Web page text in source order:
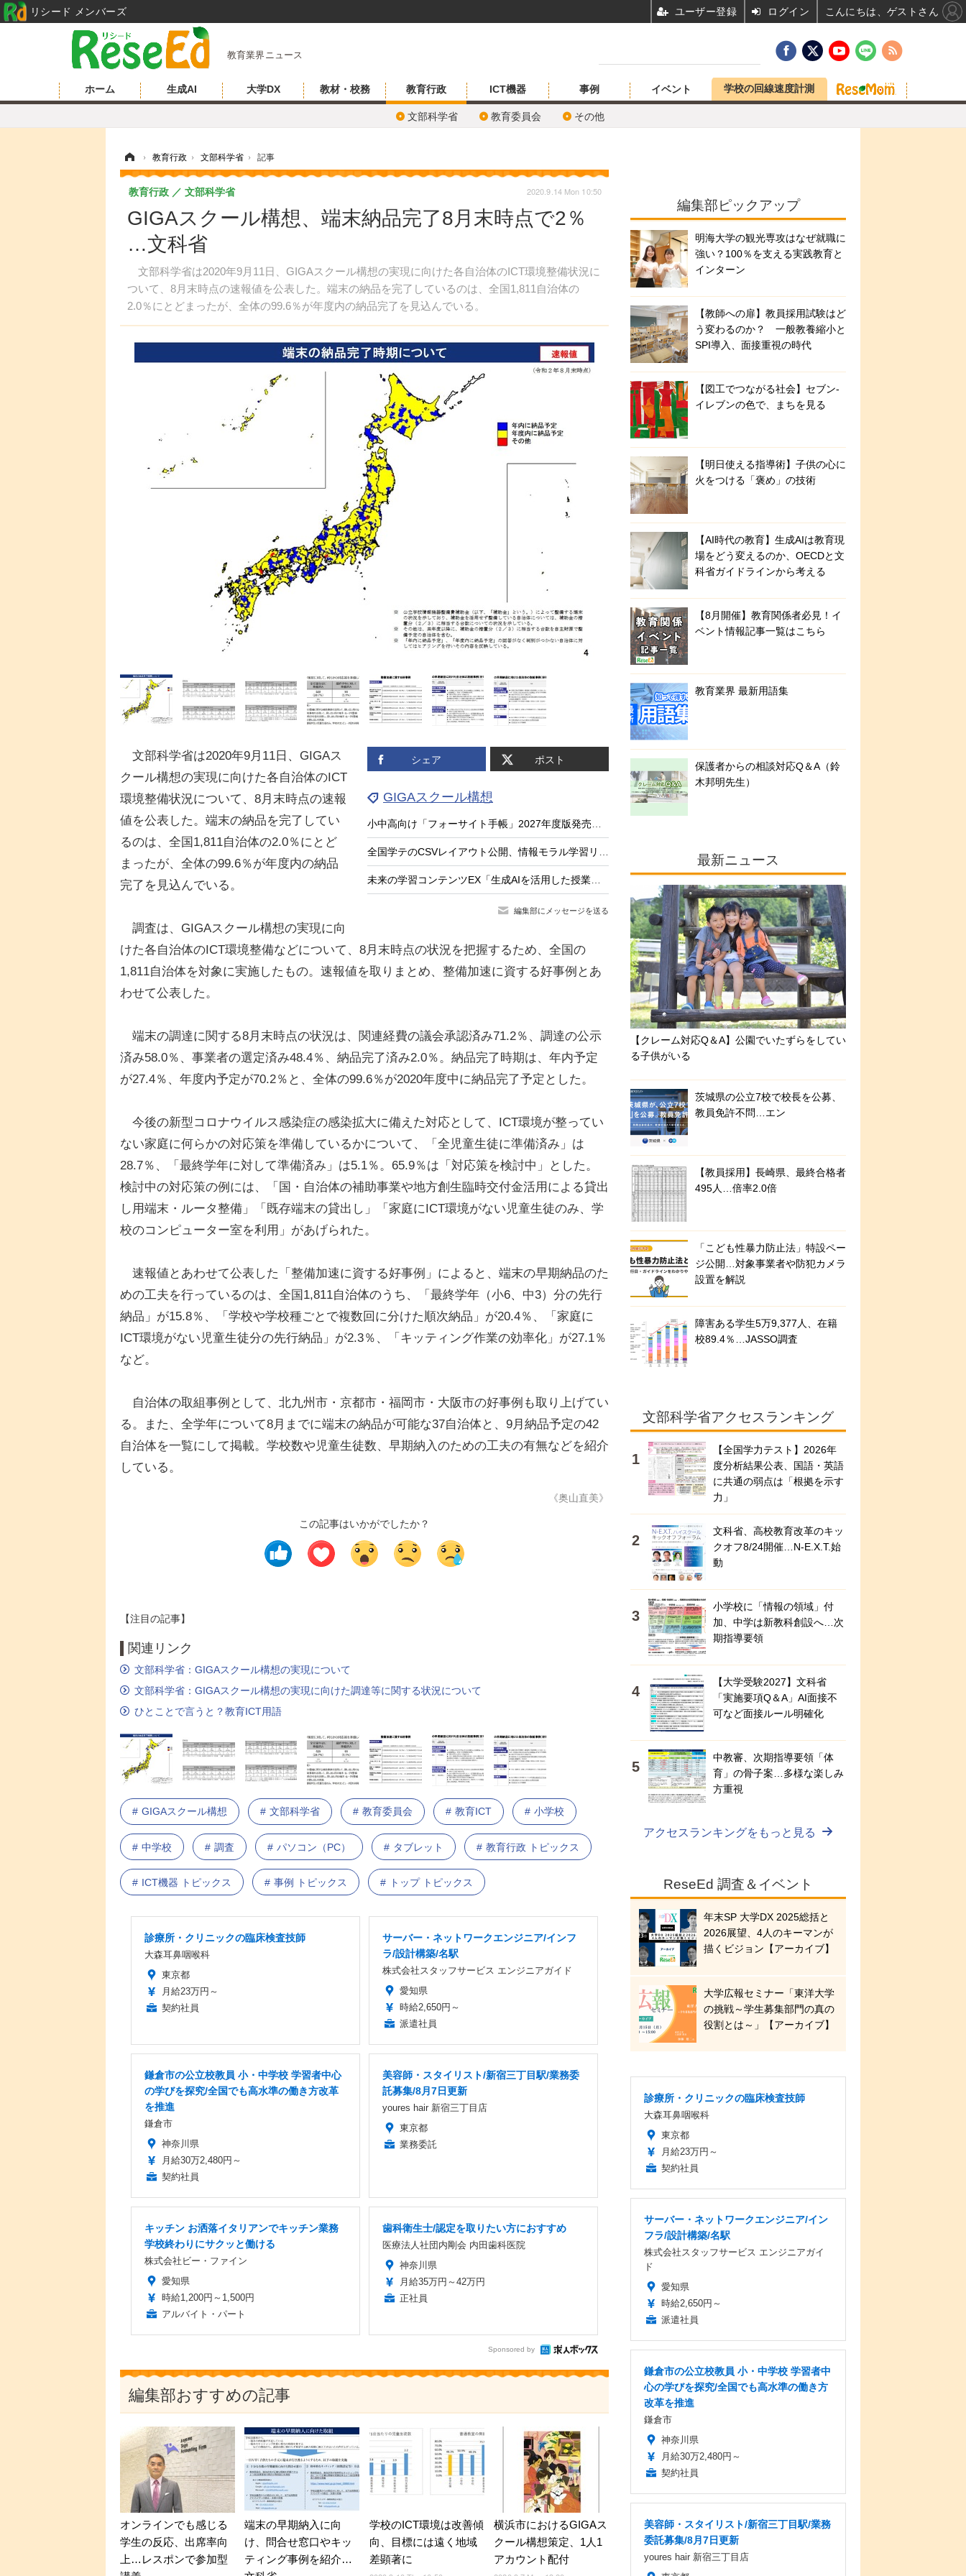
教育業界ニュース
ホーム 生成AI 大学DX 教材・校務 教育行政
文部科学省 教育委員会 その他
ICT機器 事例 イベント 学校の回線速度計測
› 教育行政 › 文部科学省 › 記事
GIGAスクール構想、端末納品完了8月末時点で2％
…文科省
文部科学省は2020年9月11日、GIGAスクール構想の実現に向けた各自治体のICT環境整備状況に
ついて、8月末時点の速報値を公表した。端末の納品を完了しているのは、全国1,811自治体の
2.0％にとどまったが、全体の99.6％が年度内の納品完了を見込んでいる。
教育行政 文部科学省 2020.9.14 Mon 10:50
シェア ポスト
GIGAスクール構想
小中高向け「フォーサイト手帳」2027年度版発売、無料サンプル受付
全国学テのCSVレイアウト公開、情報モラル学習リンク集…教育業界ニュースまとめ読み
未来の学習コンテンツEX「生成AIを活用した授業と評価」8/21
編集部にメッセージを送る
文部科学省は2020年9月11日、GIGAス
クール構想の実現に向けた各自治体のICT
環境整備状況について、8月末時点の速報
値を公表した。端末の納品を完了してい
るのは、全国1,811自治体の2.0％にとど
まったが、全体の99.6％が年度内の納品
完了を見込んでいる。
調査は、GIGAスクール構想の実現に向
けた各自治体のICT環境整備などについて、8月末時点の状況を把握するため、全国の
1,811自治体を対象に実施したもの。速報値を取りまとめ、整備加速に資する好事例とあ
わせて公表した。
端末の調達に関する8月末時点の状況は、関連経費の議会承認済み71.2％、調達の公示
済み58.0％、事業者の選定済み48.4％、納品完了済み2.0％。納品完了時期は、年内予定
が27.4％、年度内予定が70.2％と、全体の99.6％が2020年度中に納品完了予定とした。
今後の新型コロナウイルス感染症の感染拡大に備えた対応として、ICT環境が整ってい
ない家庭に何らかの対応策を準備しているかについて、「全児童生徒に準備済み」は
28.7％、「最終学年に対して準備済み」は5.1％。65.9％は「対応策を検討中」とした。
検討中の対応策の例には、「国・自治体の補助事業や地方創生臨時交付金活用による貸出
し用端末・ルータ整備」「既存端末の貸出し」「家庭にICT環境がない児童生徒のみ、学
校のコンピューター室を利用」があげられた。
速報値とあわせて公表した「整備加速に資する好事例」によると、端末の早期納品のた
めの工夫を行っているのは、全国1,811自治体のうち、「最終学年（小6、中3）分の先行
納品」が15.8％、「学校や学校種ごとで複数回に分けた順次納品」が20.4％、「家庭に
ICT環境がない児童生徒分の先行納品」が2.3％、「キッティング作業の効率化」が27.1％
など。
自治体の取組事例として、北九州市・京都市・福岡市・大阪市の好事例も取り上げてい
る。また、全学年について8月までに端末の納品が可能な37自治体と、9月納品予定の42
自治体を一覧にして掲載。学校数や児童生徒数、早期納入のための工夫の有無などを紹介
している。
《奥山直美》
この記事はいかがでしたか？
【注目の記事】
関連リンク
文部科学省：GIGAスクール構想の実現について
文部科学省：GIGAスクール構想の実現に向けた調達等に関する状況について
ひとことで言うと？教育ICT用語
GIGAスクール構想 文部科学省 教育委員会 教育ICT 小学校
中学校 調査 パソコン（PC） タブレット 教育行政 トピックス
ICT機器 トピックス 事例 トピックス トップ トピックス
診療所・クリニックの臨床検査技師
大森耳鼻咽喉科
東京都
月給23万円～
契約社員
サーバー・ネットワークエンジニア/インフ
ラ/設計構築/名駅
株式会社スタッフサービス エンジニアガイド
愛知県
時給2,650円～
派遣社員
鎌倉市の公立校教員 小・中学校 学習者中心
の学びを探究/全国でも高水準の働き方改革
を推進
鎌倉市
神奈川県
月給30万2,480円～
契約社員
美容師・スタイリスト/新宿三丁目駅/業務委
託募集/8月7日更新
youres hair 新宿三丁目店
東京都
業務委託
キッチン お洒落イタリアンでキッチン業務
学校終わりにサクッと働ける
株式会社ビー・ファイン
愛知県
時給1,200円～1,500円
アルバイト・パート
歯科衛生士/認定を取りたい方におすすめ
医療法人社団内剛会 内田歯科医院
神奈川県
月給35万円～42万円
正社員
Sponsored by
編集部おすすめの記事
オンラインでも感じる
学生の反応、出席率向
上…レスポンで参加型
端末の早期納入に向
け、問合せ窓口やキッ
ティング事例を紹介…
学校のICT環境は改善傾
向、目標には遠く地域
差顕著に
横浜市におけるGIGAス
クール構想策定、1人1
アカウント配付
編集部ピックアップ
明海大学の観光専攻はなぜ就職に
強い？100％を支える実践教育と
インターン
【教師への扉】教員採用試験はど
う変わるのか？ 一般教養縮小と
SPI導入、面接重視の時代
【図工でつながる社会】セブン‐
イレブンの色で、まちを見る
【明日使える指導術】子供の心に
火をつける「褒め」の技術
【AI時代の教育】生成AIは教育現
場をどう変えるのか、OECDと文
科省ガイドラインから考える
【8月開催】教育関係者必見！イ
ベント情報記事一覧はこちら
教育業界 最新用語集
保護者からの相談対応Q＆A（鈴
木邦明先生）
最新ニュース
【クレーム対応Q＆A】公園でいたずらをしてい
る子供がいる
茨城県の公立7校で校長を公募、
教員免許不問…エン
【教員採用】長崎県、最終合格者
495人…倍率2.0倍
「こども性暴力防止法」特設ペー
ジ公開…対象事業者や防犯カメラ
設置を解説
障害ある学生5万9,377人、在籍
校89.4％…JASSO調査
文部科学省アクセスランキング
【全国学力テスト】2026年
度分析結果公表、国語・英語
に共通の弱点は「根拠を示す
力」
文科省、高校教育改革のキッ
クオフ8/24開催…N-E.X.T.始
動
小学校に「情報の領域」付
加、中学は新教科創設へ…次
期指導要領
【大学受験2027】文科省
「実施要項Q＆A」AI面接不
可など面接ルール明確化
中教審、次期指導要領「体
育」の骨子案…多様な楽しみ
方重視
アクセスランキングをもっと見る
ReseEd 調査＆イベント
年末SP 大学DX 2025総括と
2026展望、4人のキーマンが
描くビジョン【アーカイブ】
大学広報セミナー「東洋大学
の挑戦～学生募集部門の真の
役割とは～」【アーカイブ】
診療所・クリニックの臨床検査技師
大森耳鼻咽喉科
東京都
月給23万円～
契約社員
サーバー・ネットワークエンジニア/イン
フラ/設計構築/名駅
株式会社スタッフサービス エンジニアガイ
ド
愛知県
時給2,650円～
派遣社員
鎌倉市の公立校教員 小・中学校 学習者中
心の学びを探究/全国でも高水準の働き方
改革を推進
鎌倉市
神奈川県
月給30万2,480円～
契約社員
美容師・スタイリスト/新宿三丁目駅/業務
委託募集/8月7日更新
youres hair 新宿三丁目店
リシード メンバーズ ユーザー登録 ログイン こんにちは、ゲストさん